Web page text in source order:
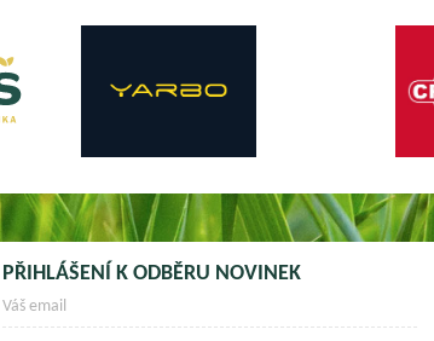
PŘIHLÁŠENÍ K ODBĚRU NOVINEK